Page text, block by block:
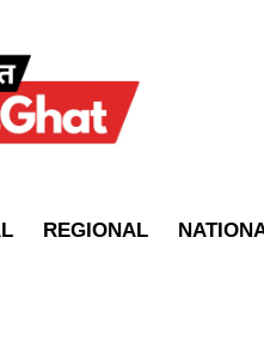
REGIONAL